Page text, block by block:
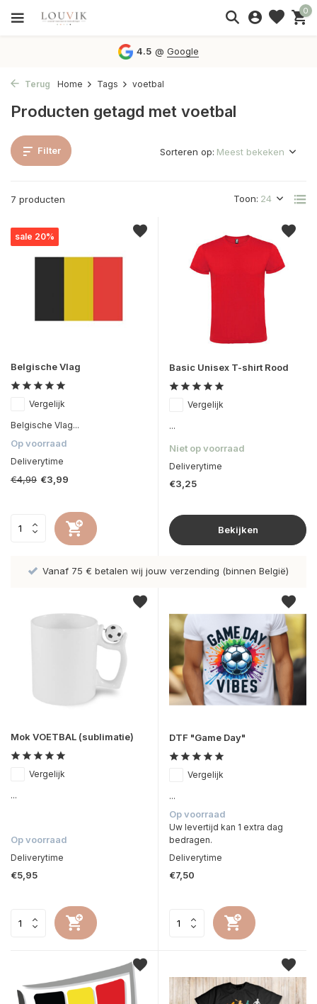
0
4.5 @Google
Terug Home Tags voetbal
Producten getagd met voetbal
Filter
7 producten Toon:
Sorteren op:
sale 20%
Belgische Vlag
Vergelijk
Belgische Vlag...
Op voorraad
Deliverytime
€4,99 €3,99
Basic Unisex T-shirt Rood
Vergelijk
...
Niet op voorraad
Deliverytime
€3,25
Bekijken
Vanaf 75 € betalen wij jouw verzending (binnen België)
Mok VOETBAL (sublimatie)
Vergelijk
...
Op voorraad
Deliverytime
€5,95
DTF "Game Day"
Vergelijk
...
Op voorraad
Uw levertijd kan 1 extra dag
bedragen.
Deliverytime
€7,50